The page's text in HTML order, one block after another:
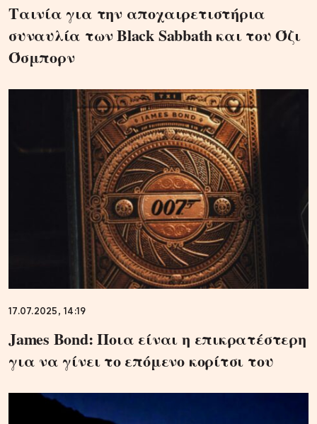
Ταινία για την αποχαιρετιστήρια
συναυλία των Black Sabbath και του Όζι
Όσμπορν
17.07.2025, 14:19
James Bond: Ποια είναι η επικρατέστερη
για να γίνει το επόμενο κορίτσι του